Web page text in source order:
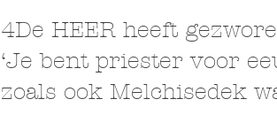
4De HEER heeft
‘Je bent priester voor
zoals ook Melchisedek